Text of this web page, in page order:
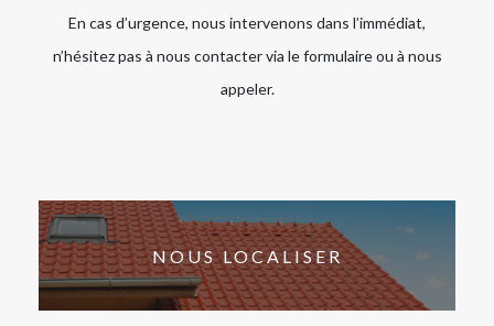
En cas d’urgence, nous intervenons dans l’immédiat,
n’hésitez pas à nous contacter via le formulaire ou à nous
appeler.
NOUS LOCALISER